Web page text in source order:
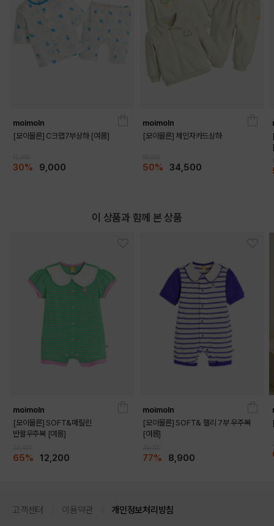
moimoln
[모이몰른] C크랩7부상하 [여름]
30% 9,000
moimoln
[모이몰른] 체인자카드상하
50% 34,500
이 상품과 함께 본 상품
moimoln
[모이몰른] SOFT&메릴린
반팔우주복 [여름]
65% 12,200
moimoln
[모이몰른] SOFT& 랠리 7부 우주복
[여름]
77% 8,900
고객센터 이용약관 개인정보처리방침